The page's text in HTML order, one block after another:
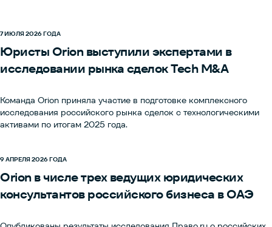
7 ИЮЛЯ 2026 ГОДА
Юристы Orion выступили экспертами в
исследовании рынка сделок Tech M&A
Команда Orion приняла участие в подготовке комплексного
исследования российского рынка сделок с технологическими
активами по итогам 2025 года.
9 АПРЕЛЯ 2026 ГОДА
Orion в числе трех ведущих юридических
консультантов российского бизнеса в ОАЭ